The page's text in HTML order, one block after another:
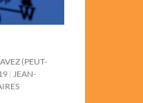
(PEUT-
JEAN-